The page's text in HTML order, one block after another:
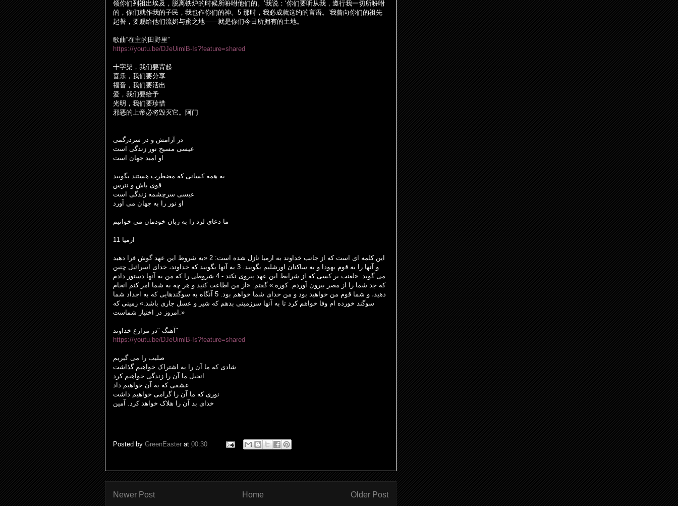
领你们列祖出埃及，脱离铁炉的时候所吩咐他们的。 ’我说 ： ‘你们要听从我，遵行我一切所吩咐
的，你们就作我的子民，我也作你们的神。 5 那时 ，我必成就这约的言语。 ’我曾向你们的祖先
起誓，要赐给他们流奶与蜜之地——就是你们今日所拥有的土地。
歌曲“在主的田野里”
https://youtu.be/DJeUimlB-Is?feature=shared
十字架，我们要背起
喜乐 ，我们要分享
福音，我们要活出
爱 ，我们要给予
光明，我们要珍惜
邪恶的上帝必将毁灭它。阿门
در آرامش و در سردرگمی
عیسی مسیح نور زندگی است
او امید جهان است
به همه کسانی که مضطرب هستند بگویید
قوی باش و نترس
عیسی سرچشمه زندگی است
او نور را به جهان می آورد
ما دعای لرد را به زبان خودمان می خوانیم
ارمیا 11
این کلمه ای است که از جانب خداوند به ارمیا نازل شده است: 2 «به شروط این عهد گوش فرا دهید
و آنها را به قوم یهودا و به ساکنان اورشلیم بگویید. 3 به آنها بگویید که خداوند، خدای اسرائیل چنین
می گوید: «لعنت بر کسی که از شرایط این عهد پیروی نکند - 4 شروطی را که من به آنها دستور دادم
که جد شما را از مصر بیرون آوردم. کوره.» گفتم: «از من اطاعت کنید و هر چه به شما امر کنم انجام
دهید، و شما قوم من خواهید بود و من خدای شما خواهم بود. 5 آنگاه به سوگندهایی که به اجداد شما
سوگند خورده ام وفا خواهم کرد تا به آنها سرزمینی بدهم که شیر و عسل جاری باشد.» زمینی که
امروز در اختیار شماست.»
آهنگ "در مزارع خداوند"
https://youtu.be/DJeUimlB-Is?feature=shared
صلیب را می گیریم
شادی که ما آن را به اشتراک خواهیم گذاشت
انجیل ما آن را زندگی خواهیم کرد
عشقی که به آن خواهیم داد
نوری که ما آن را گرامی خواهیم داشت
خدای بد آن را هلاک خواهد کرد. آمین
Posted by GreenEaster at 00:30
Newer Post Older Post
Home